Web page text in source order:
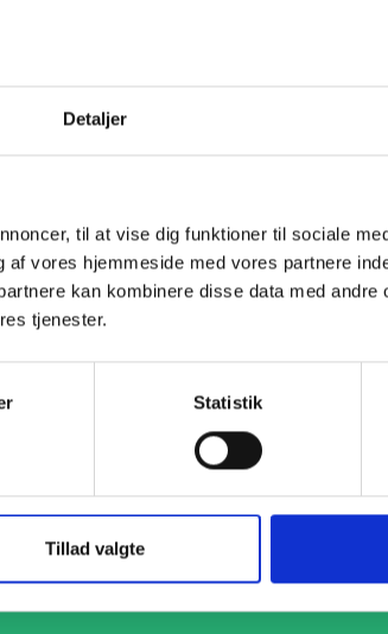
Detaljer
til at vise dig funktioner til sociale
vores hjemmeside med vores partnere
kan kombinere disse data med andre
tjenester.
Statistik
Tillad valgte